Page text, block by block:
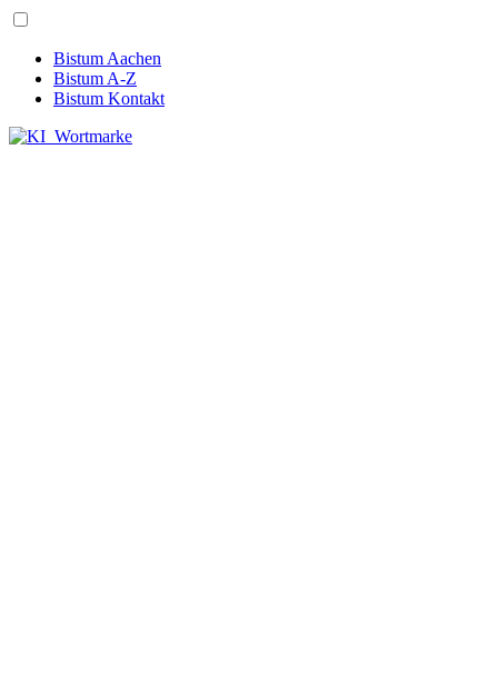
Bistum Aachen
Bistum A-Z
Bistum Kontakt